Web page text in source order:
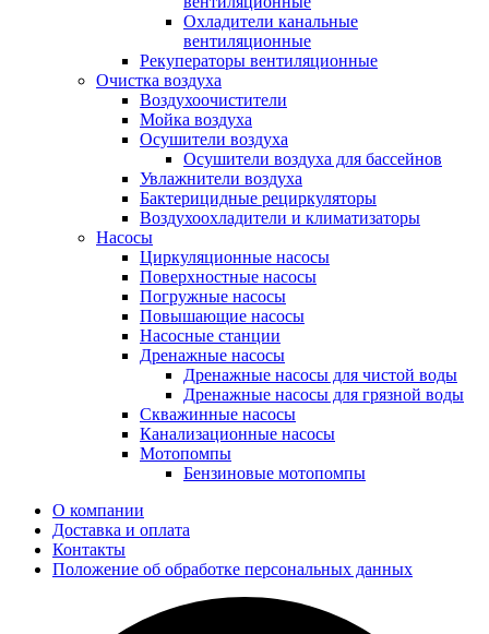
Охладители канальные
вентиляционные
Рекуператоры вентиляционные
Очистка воздуха
Воздухоочистители
Мойка воздуха
Осушители воздуха
Осушители воздуха для бассейнов
Увлажнители воздуха
Бактерицидные рециркуляторы
Воздухоохладители и климатизаторы
Насосы
Циркуляционные насосы
Поверхностные насосы
Погружные насосы
Повышающие насосы
Насосные станции
Дренажные насосы
Дренажные насосы для чистой воды
Дренажные насосы для грязной воды
Скважинные насосы
Канализационные насосы
Мотопомпы
Бензиновые мотопомпы
О компании
Доставка и оплата
Контакты
Положение об обработке персональных данных